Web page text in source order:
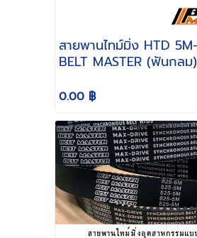
สายพานไทม์มิ่ง HTD 5M- 275
BELT MASTER (ฟันกลม)
0.00 ฿